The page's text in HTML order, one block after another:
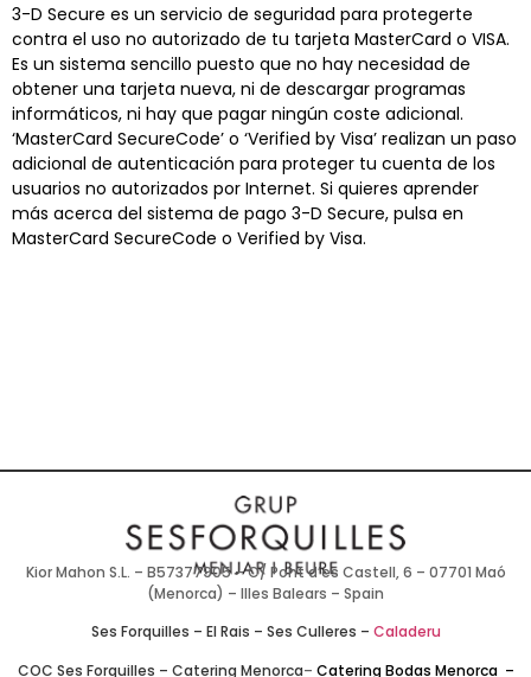
3-D Secure es un servicio de seguridad para protegerte
contra el uso no autorizado de tu tarjeta MasterCard o VISA.
Es un sistema sencillo puesto que no hay necesidad de
obtener una tarjeta nueva, ni de descargar programas
informáticos, ni hay que pagar ningún coste adicional.
‘MasterCard SecureCode’ o ‘Verified by Visa’ realizan un paso
adicional de autenticación para proteger tu cuenta de los
usuarios no autorizados por Internet. Si quieres aprender
más acerca del sistema de pago 3-D Secure, pulsa en
MasterCard SecureCode o Verified by Visa.
Kior Mahon S.L. – B57377905 – C/ Pont d’es Castell, 6 – 07701 Maó
(Menorca) – Illes Balears – Spain
Ses Forquilles – El Rais – Ses Culleres – Caladeru
COC Ses Forquilles – Catering Menorca– Catering Bodas Menorca –